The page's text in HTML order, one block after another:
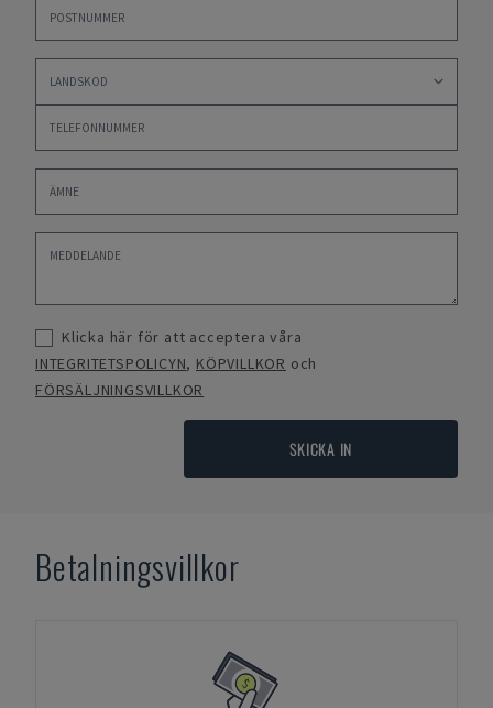
Klicka här för att acceptera våra
INTEGRITETSPOLICYN, KÖPVILLKOR och
FÖRSÄLJNINGSVILLKOR
SKICKA IN
Betalningsvillkor